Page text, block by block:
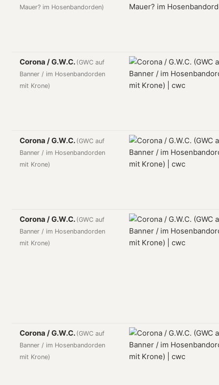
Mauer? im Hosenbandorden)
Corona / G.W.C. (GWC auf
Banner / im Hosenbandorden
mit Krone)
Corona / G.W.C. (GWC auf
Banner / im Hosenbandorden
mit Krone)
Corona / G.W.C. (GWC auf
Banner / im Hosenbandorden
mit Krone)
Corona / G.W.C. (GWC auf
Banner / im Hosenbandorden
mit Krone)